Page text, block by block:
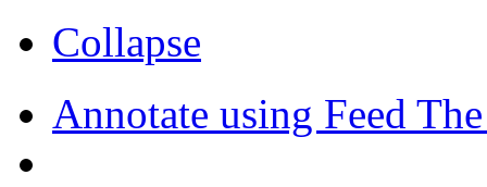
Collapse
Annotate using Feed